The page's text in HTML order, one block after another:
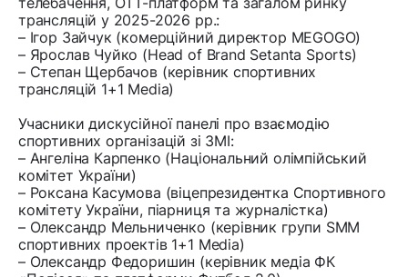
трансляцій у 2025-2026 рр.:
– Ігор Зайчук (комерційний директор MEGOGO)
– Ярослав Чуйко (Head of Brand Setanta Sports)
– Степан Щербачов (керівник спортивних
трансляцій 1+1 Media)
Учасники дискусійної панелі про взаємодію
спортивних організацій зі ЗМІ:
– Ангеліна Карпенко (Національний олімпійський
комітет України)
– Роксана Касумова (віцепрезидентка Спортивного
комітету України, піарниця та журналістка)
– Олександр Мельниченко (керівник групи SMM
спортивних проектів 1+1 Media)
– Олександр Федоришин (керівник медіа ФК